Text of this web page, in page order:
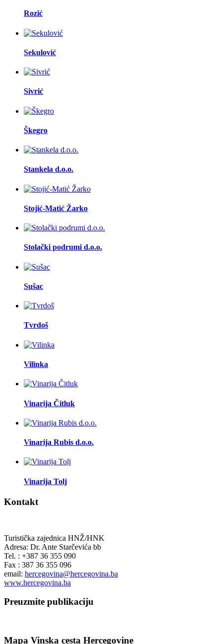
Rozić
Sekulović
Sivrić
Škegro
Stankela d.o.o.
Stojić-Matić Žarko
Stolački podrumi d.o.o.
Sušac
Tvrdoš
Vilinka
Vinarija Čitluk
Vinarija Rubis d.o.o.
Vinarija Tolj
Kontakt
Turistička zajednica HNŽ/HNK
Adresa: Dr. Ante Starčevića bb
Tel. : +387 36 355 090
Fax : 387 36 355 096
email: hercegovina@hercegovina.ba
www.hercegovina.ba
Preuzmite publikaciju
Mapa Vinska cesta Hercegovine